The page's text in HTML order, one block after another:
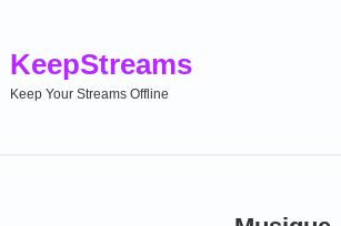
KeepStreams
Keep Your Streams Offline